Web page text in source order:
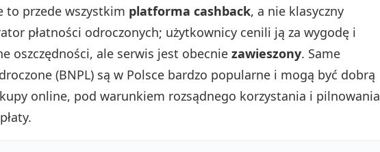
to przede wszystkim platforma cashback, a nie klasyczny
płatności odroczonych; użytkownicy cenili ją za wygodę i
oszczędności, ale serwis jest obecnie zawieszony. Same
(BNPL) są w Polsce bardzo popularne i mogą być dobrą
online, pod warunkiem rozsądnego korzystania i pilnowania